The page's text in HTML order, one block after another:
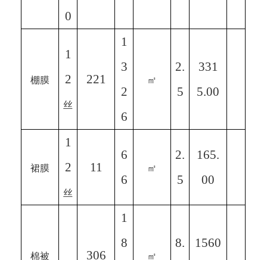
0
棚膜
1
2
丝
221
1
3
2
6
㎡
2.
5
331
5.00
裙膜
1
2
丝
11
6
6
㎡
2.
5
165.
00
棉被 306
1
8
㎡
8.
1560